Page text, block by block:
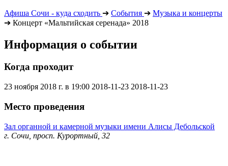
Афиша Сочи - куда сходить ➔ События ➔ Музыка и концерты
➔ Концерт «Мальтийская серенада» 2018
Информация о событии
Когда проходит
23 ноября 2018 г. в 19:00 2018-11-23 2018-11-23
Место проведения
Зал органной и камерной музыки имени Алисы Дебольской
г. Сочи, просп. Курортный, 32